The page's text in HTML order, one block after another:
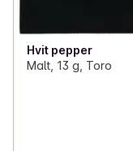
Hvit pepper
Malt, 13 g, Toro